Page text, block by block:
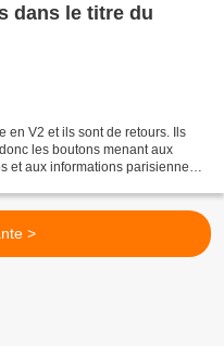
dans le titre du
en V2 et ils sont de retours. Ils
les boutons menant aux
et aux informations parisiennes.
>